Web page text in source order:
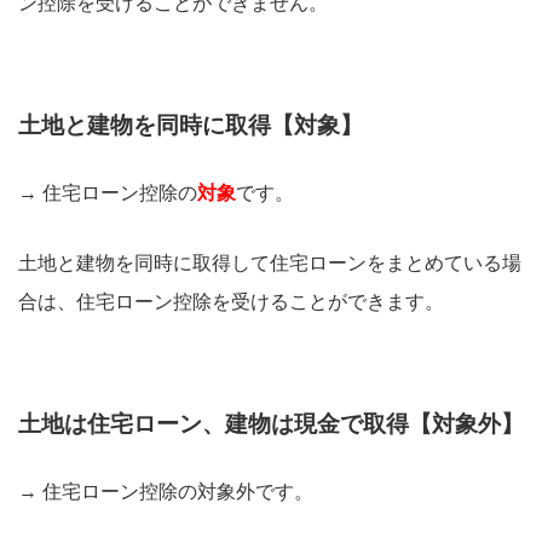
土地と建物を同時に取得【対象】
→ 住宅ローン控除の対象です。
土地と建物を同時に取得して住宅ローンをまとめている場
合は、住宅ローン控除を受けることができます。
土地は住宅ローン、建物は現金で取得【対象外】
→ 住宅ローン控除の対象外です。